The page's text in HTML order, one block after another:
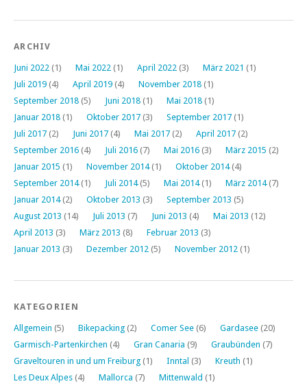
ARCHIV
Juni 2022 (1) Mai 2022 (1) April 2022 (3) März 2021 (1)
Juli 2019 (4) April 2019 (4) November 2018 (1)
September 2018 (5) Juni 2018 (1) Mai 2018 (1)
Januar 2018 (1) Oktober 2017 (3) September 2017 (1)
Juli 2017 (2) Juni 2017 (4) Mai 2017 (2) April 2017 (2)
September 2016 (4) Juli 2016 (7) Mai 2016 (3) März 2015 (2)
Januar 2015 (1) November 2014(1) Oktober 2014(4)
September 2014(1) Juli 2014(5) Mai 2014(1) März 2014(7)
Januar 2014(2) Oktober 2013 (3) September 2013 (5)
August 2013 (14) Juli 2013 (7) Juni 2013 (4) Mai 2013 (12)
April 2013 (3) März 2013 (8) Februar 2013 (3)
Januar 2013 (3) Dezember 2012 (5) November 2012 (1)
KATEGORIEN
Allgemein (5) Bikepacking (2) Comer See (6) Gardasee (20)
Garmisch-Partenkirchen (4) Gran Canaria (9) Graubünden (7)
Graveltouren in und um Freiburg (1) Inntal (3) Kreuth (1)
Les Deux Alpes (4) Mallorca (7) Mittenwald (1)